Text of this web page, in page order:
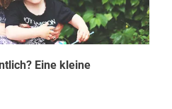
Eine kleine